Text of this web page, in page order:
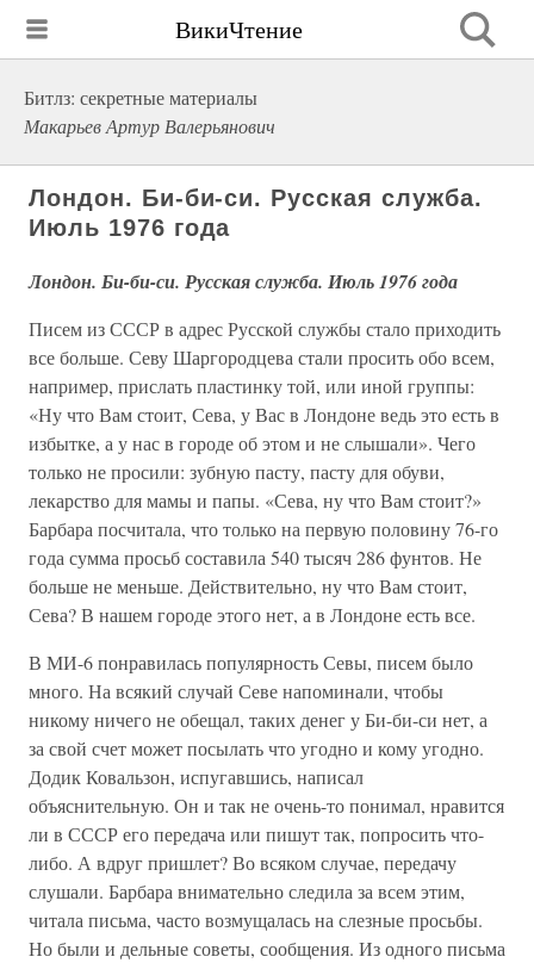
ВикиЧтение
Битлз: секретные материалы
Макарьев Артур Валерьянович
Лондон. Би-би-си. Русская служба.
Июль 1976 года
Лондон. Би-би-си. Русская служба. Июль 1976 года
Писем из СССР в адрес Русской службы стало приходить
все больше. Севу Шаргородцева стали просить обо всем,
например, прислать пластинку той, или иной группы:
«Ну что Вам стоит, Сева, у Вас в Лондоне ведь это есть в
избытке, а у нас в городе об этом и не слышали». Чего
только не просили: зубную пасту, пасту для обуви,
лекарство для мамы и папы. «Сева, ну что Вам стоит?»
Барбара посчитала, что только на первую половину 76-го
года сумма просьб составила 540 тысяч 286 фунтов. Не
больше не меньше. Действительно, ну что Вам стоит,
Сева? В нашем городе этого нет, а в Лондоне есть все.
В МИ-6 понравилась популярность Севы, писем было
много. На всякий случай Севе напоминали, чтобы
никому ничего не обещал, таких денег у Би-би-си нет, а
за свой счет может посылать что угодно и кому угодно.
Додик Ковальзон, испугавшись, написал
объяснительную. Он и так не очень-то понимал, нравится
ли в СССР его передача или пишут так, попросить что-
либо. А вдруг пришлет? Во всяком случае, передачу
слушали. Барбара внимательно следила за всем этим,
читала письма, часто возмущалась на слезные просьбы.
Но были и дельные советы, сообщения. Из одного письма